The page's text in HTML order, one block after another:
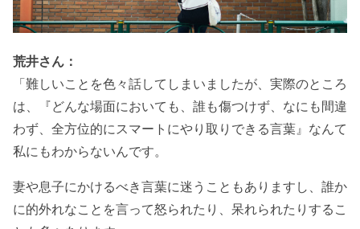
荒井さん：
「難しいことを色々話してしまいましたが、実際のところ
は、『どんな場面においても、誰も傷つけず、なにも間違
わず、全方位的にスマートにやり取りできる言葉』なんて
私にもわからないんです。
妻や息子にかけるべき言葉に迷うこともありますし、誰か
に的外れなことを言って怒られたり、呆れられたりするこ